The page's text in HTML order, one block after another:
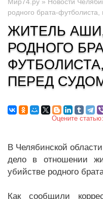
родного брата-
ЖИТЕЛЬ
РОДНОГО
ПЕРЕД
Оцените
В Челябинской
дело в отношении
убийстве родного
Как сообщили